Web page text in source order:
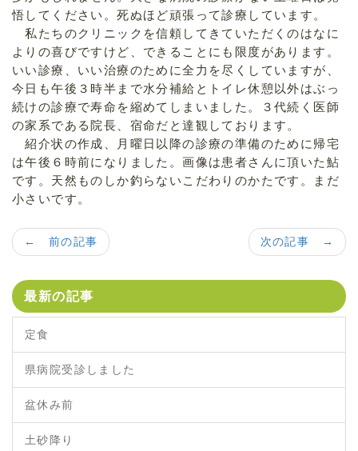
悟してください。死ぬほど頑張って診療しています。
私たちのクリニックを信頼してきていただくのはなに
よりの喜びですけど、できることにも限度があります。
いい診療、いい治療のために全力を尽くしていますが、
今日も午後３時半まで水分補給とトイレ休憩以外はぶっ
続けの診療で寿命を縮めてしまいました。３代続く医師
の家系である院長、宿命だと達観しております。
紹介状の作成、月曜日以降の診療の準備のために帰宅
は午後６時前になりました。画像は患者さんに頂いた鮎
です。天然ものしか釣らないこだわりのかたです。まだ
小さいです。
次の記事 →
← 前の記事
最新の記事
定食
県病院受診しました
盆休み前
土砂降り